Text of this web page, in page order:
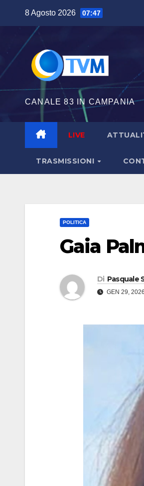
contenuto
8 Agosto 2026 07:47
CANALE 83 IN CAMPANIA
LIVE
TRASMISSIONI
POLITICA
Gaia
Di Pasquale
GEN 29, 2026